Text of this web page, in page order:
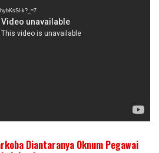
k?_=7
Diantaranya Oknum Pegawai